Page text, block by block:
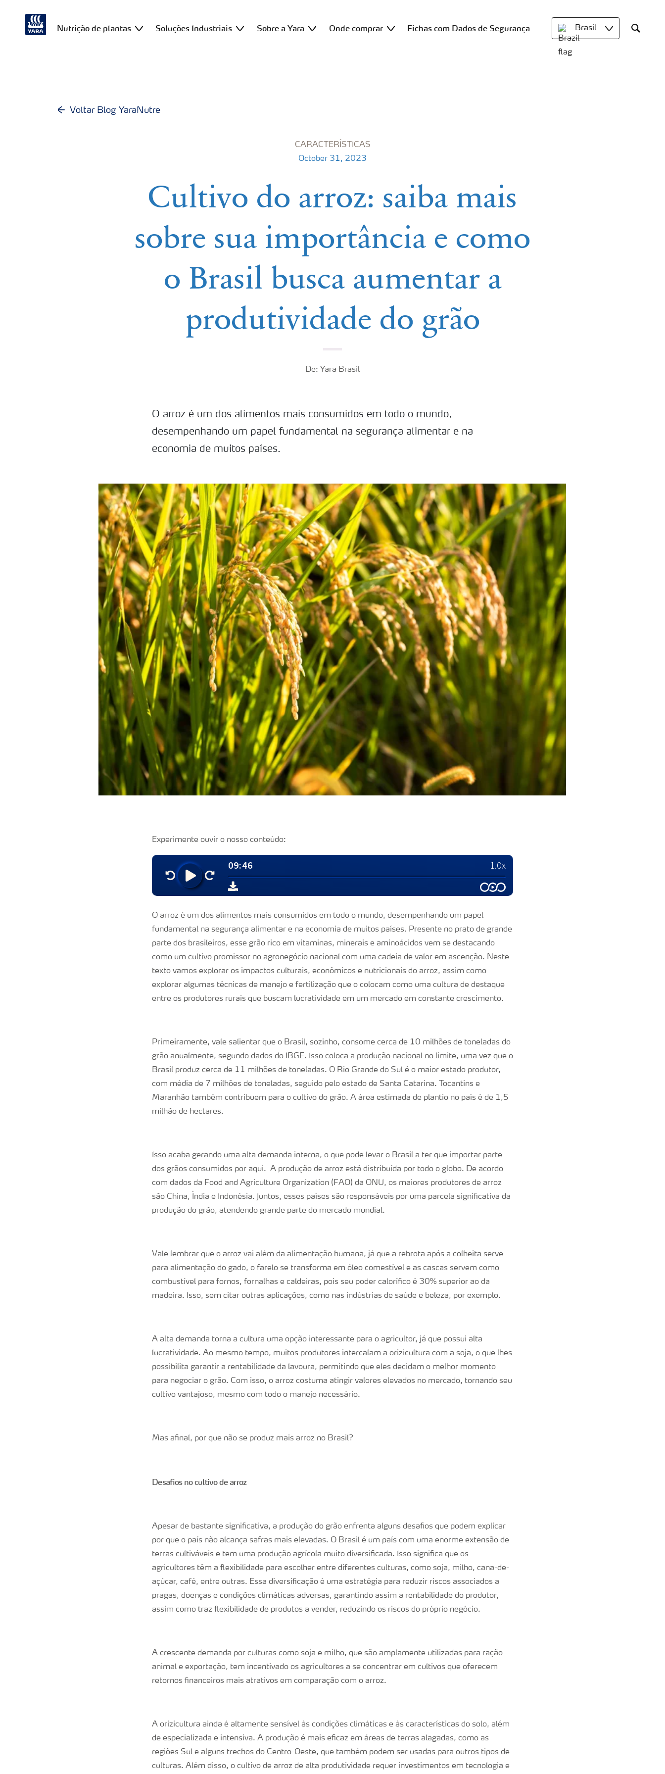
Nutrição de plantas Soluções Industriais Sobre a Yara Onde comprar Fichas com Dados de Segurança Brasil
Search
Voltar Blog YaraNutre
CARACTERÍSTICAS
October 31, 2023
Cultivo do arroz: saiba mais
sobre sua importância e como
o Brasil busca aumentar a
produtividade do grão
De: Yara Brasil
O arroz é um dos alimentos mais consumidos em todo o mundo,
desempenhando um papel fundamental na segurança alimentar e na
economia de muitos países.
Experimente ouvir o nosso conteúdo:
O arroz é um dos alimentos mais consumidos em todo o mundo, desempenhando um papel
fundamental na segurança alimentar e na economia de muitos países. Presente no prato de grande
parte dos brasileiros, esse grão rico em vitaminas, minerais e aminoácidos vem se destacando
como um cultivo promissor no agronegócio nacional com uma cadeia de valor em ascenção. Neste
texto vamos explorar os impactos culturais, econômicos e nutricionais do arroz, assim como
explorar algumas técnicas de manejo e fertilização que o colocam como uma cultura de destaque
entre os produtores rurais que buscam lucratividade em um mercado em constante crescimento.
Primeiramente, vale salientar que o Brasil, sozinho, consome cerca de 10 milhões de toneladas do
grão anualmente, segundo dados do IBGE. Isso coloca a produção nacional no limite, uma vez que o
Brasil produz cerca de 11 milhões de toneladas. O Rio Grande do Sul é o maior estado produtor,
com média de 7 milhões de toneladas, seguido pelo estado de Santa Catarina. Tocantins e
Maranhão também contribuem para o cultivo do grão. A área estimada de plantio no país é de 1,5
milhão de hectares.
Isso acaba gerando uma alta demanda interna, o que pode levar o Brasil a ter que importar parte
dos grãos consumidos por aqui. A produção de arroz está distribuída por todo o globo. De acordo
com dados da Food and Agriculture Organization (FAO) da ONU, os maiores produtores de arroz
são China, Índia e Indonésia. Juntos, esses países são responsáveis por uma parcela significativa da
produção do grão, atendendo grande parte do mercado mundial.
Vale lembrar que o arroz vai além da alimentação humana, já que a rebrota após a colheita serve
para alimentação do gado, o farelo se transforma em óleo comestível e as cascas servem como
combustível para fornos, fornalhas e caldeiras, pois seu poder calorífico é 30% superior ao da
madeira. Isso, sem citar outras aplicações, como nas indústrias de saúde e beleza, por exemplo.
A alta demanda torna a cultura uma opção interessante para o agricultor, já que possui alta
lucratividade. Ao mesmo tempo, muitos produtores intercalam a orizicultura com a soja, o que lhes
possibilita garantir a rentabilidade da lavoura, permitindo que eles decidam o melhor momento
para negociar o grão. Com isso, o arroz costuma atingir valores elevados no mercado, tornando seu
cultivo vantajoso, mesmo com todo o manejo necessário.
Mas afinal, por que não se produz mais arroz no Brasil?
Desafios no cultivo de arroz
Apesar de bastante significativa, a produção do grão enfrenta alguns desafios que podem explicar
por que o país não alcança safras mais elevadas. O Brasil é um país com uma enorme extensão de
terras cultiváveis e tem uma produção agrícola muito diversificada. Isso significa que os
agricultores têm a flexibilidade para escolher entre diferentes culturas, como soja, milho, cana-de-
açúcar, café, entre outras. Essa diversificação é uma estratégia para reduzir riscos associados a
pragas, doenças e condições climáticas adversas, garantindo assim a rentabilidade do produtor,
assim como traz flexibilidade de produtos a vender, reduzindo os riscos do próprio negócio.
A crescente demanda por culturas como soja e milho, que são amplamente utilizadas para ração
animal e exportação, tem incentivado os agricultores a se concentrar em cultivos que oferecem
retornos financeiros mais atrativos em comparação com o arroz.
A orizicultura ainda é altamente sensível às condições climáticas e às características do solo, além
de especializada e intensiva. A produção é mais eficaz em áreas de terras alagadas, como as
regiões Sul e alguns trechos do Centro-Oeste, que também podem ser usadas para outros tipos de
culturas. Além disso, o cultivo de arroz de alta produtividade requer investimentos em tecnologia e